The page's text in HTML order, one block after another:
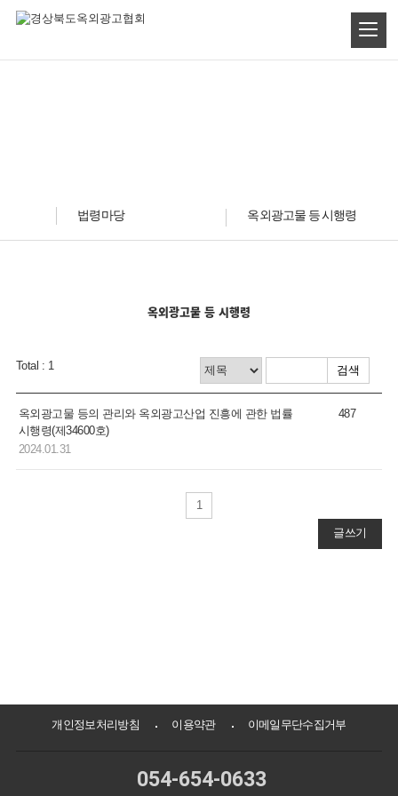
법령마당 옥외광고물 등 시행령
옥외광고물 등 시행령
Total : 1
옥외광고물 등의 관리와 옥외광고산업 진흥에 관한 법률
시행령(제34600호)
2024.01.31
487
1
글쓰기
개인정보처리방침 이용약관 이메일무단수집거부
054-654-0633